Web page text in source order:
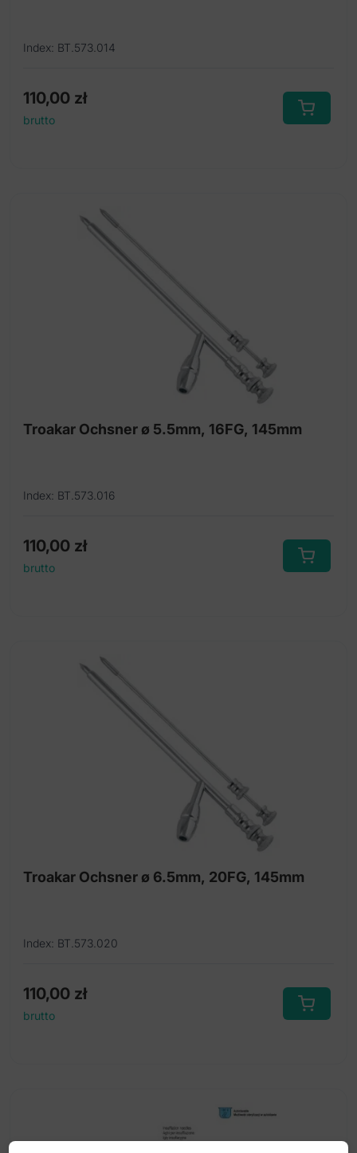
Index: BT.573.014
110,00 zł
brutto
Troakar Ochsner ø 5.5mm, 16FG, 145mm
Index: BT.573.016
110,00 zł
brutto
Troakar Ochsner ø 6.5mm, 20FG, 145mm
Index: BT.573.020
110,00 zł
brutto